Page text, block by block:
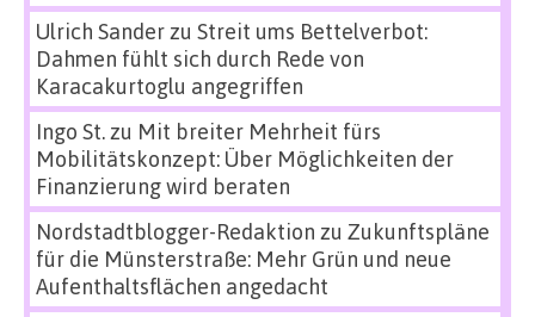
Ulrich Sanderzu Streit ums Bettelverbot:
Dahmen fühlt sich durch Rede von
Karacakurtoglu angegriffen
Ingo St.zu Mit breiter Mehrheit fürs
Mobilitätskonzept: Über Möglichkeiten der
Finanzierung wird beraten
Nordstadtblogger-Redaktion zu Zukunftspläne
für die Münsterstraße: Mehr Grün und neue
Aufenthaltsflächen angedacht